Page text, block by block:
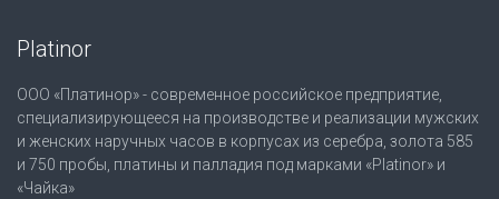
Platinor
ООО «Платинор» - современное российское предприятие,
специализирующееся на производстве и реализации мужских
и женских наручных часов в корпусах из серебра, золота 585
и 750 пробы, платины и палладия под марками «Platinor» и
«Чайка»